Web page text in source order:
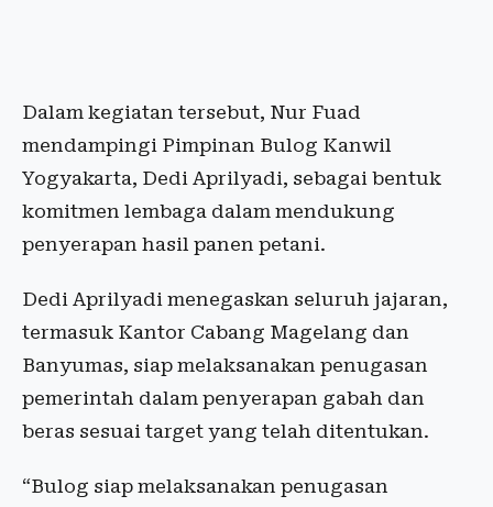
Dalam kegiatan tersebut, Nur Fuad
mendampingi Pimpinan Bulog Kanwil
Yogyakarta, Dedi Aprilyadi, sebagai bentuk
komitmen lembaga dalam mendukung
penyerapan hasil panen petani.
Dedi Aprilyadi menegaskan seluruh jajaran,
termasuk Kantor Cabang Magelang dan
Banyumas, siap melaksanakan penugasan
pemerintah dalam penyerapan gabah dan
beras sesuai target yang telah ditentukan.
“Bulog siap melaksanakan penugasan